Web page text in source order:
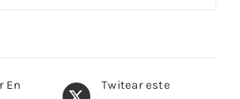
En
Twitear este